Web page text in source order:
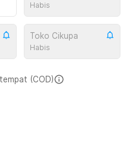
Habis
Toko Cikupa
Habis
(COD)